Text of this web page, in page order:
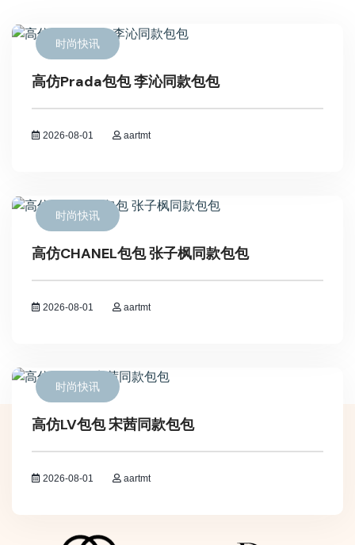
时尚快讯
高仿Prada包包 李沁同款包包
2026-08-01 aartmt
时尚快讯
高仿CHANEL包包 张子枫同款包包
2026-08-01 aartmt
时尚快讯
高仿LV包包 宋茜同款包包
2026-08-01 aartmt